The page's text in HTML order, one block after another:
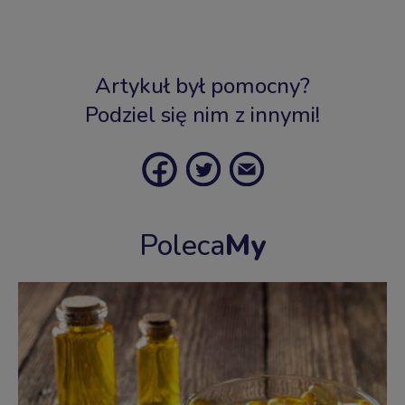
Artykuł był pomocny?
Podziel się nim z innymi!
PolecaMy